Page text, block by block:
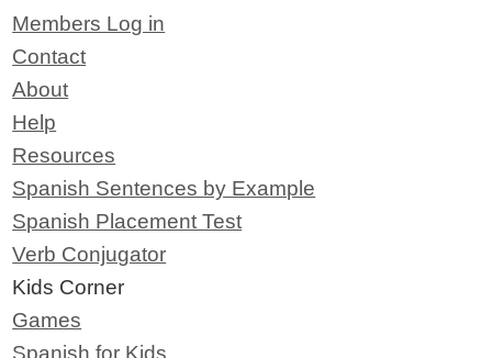
Members Log in
Contact
About
Help
Resources
Spanish Sentences by Example
Spanish Placement Test
Verb Conjugator
Kids Corner
Games
Spanish for Kids